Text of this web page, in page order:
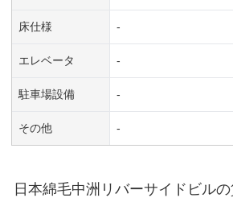
床仕様 -
エレベータ -
駐車場設備 -
その他 -
日本綿毛中洲リバーサイドビル